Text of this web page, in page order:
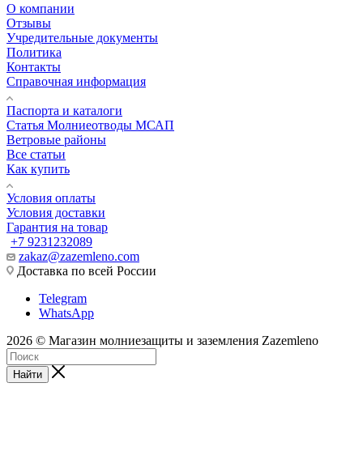
О компании
Отзывы
Учредительные документы
Политика
Контакты
Справочная информация
Паспорта и каталоги
Статья Молниеотводы МСАП
Ветровые районы
Все статьи
Как купить
Условия оплаты
Условия доставки
Гарантия на товар
+7 9231232089
zakaz@zazemleno.com
Доставка по всей России
Telegram
WhatsApp
2026 © Магазин молниезащиты и заземления Zazemleno
Найти